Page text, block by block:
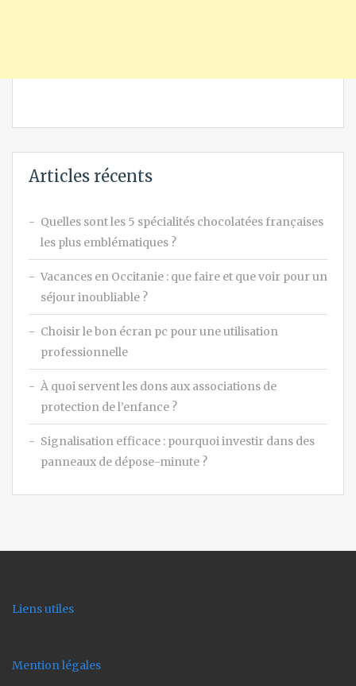
Articles récents
Quelles sont les 5 spécialités chocolatées françaises
les plus emblématiques ?
Vacances en Occitanie : que faire et que voir pour un
séjour inoubliable ?
Choisir le bon écran pc pour une utilisation
professionnelle
À quoi servent les dons aux associations de
protection de l’enfance ?
Signalisation efficace : pourquoi investir dans des
panneaux de dépose-minute ?
Liens utiles
Mention légales